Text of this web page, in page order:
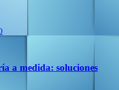
a medida: soluciones